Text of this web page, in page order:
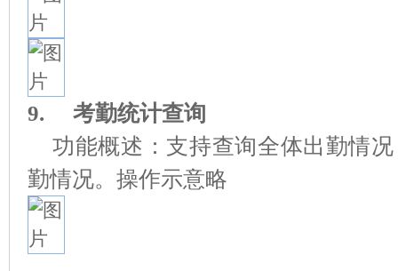
9.
考勤统计查询
功能概述：支持查询全体出勤情
勤情况。操作示意略